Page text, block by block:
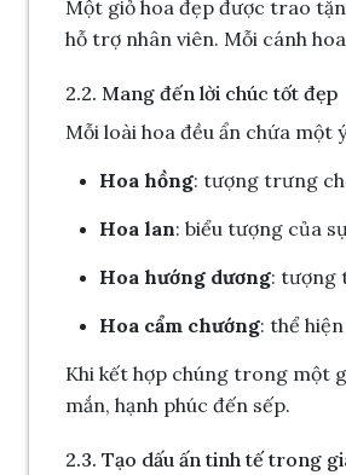
Một giỏ hoa đẹp được trao
hỗ trợ nhân viên. Mỗi cánh
2.2. Mang đến lời chúc tốt đẹp
Mỗi loài hoa đều ẩn chứa một
Hoa hồng: tượng trưng
Hoa lan: biểu tượng của
Hoa hướng dương: tượng
Hoa cẩm chướng: thể
Khi kết hợp chúng trong một
mắn, hạnh phúc đến sếp.
2.3. Tạo dấu ấn tinh tế trong